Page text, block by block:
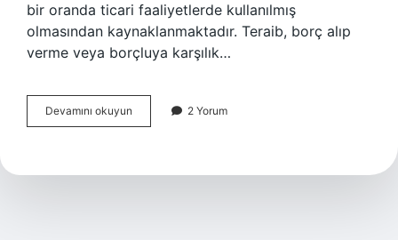
bir oranda ticari faaliyetlerde kullanılmış
olmasından kaynaklanmaktadır. Teraib, borç alıp
verme veya borçluya karşılık…
Devamını okuyun
ne
2 Yorum